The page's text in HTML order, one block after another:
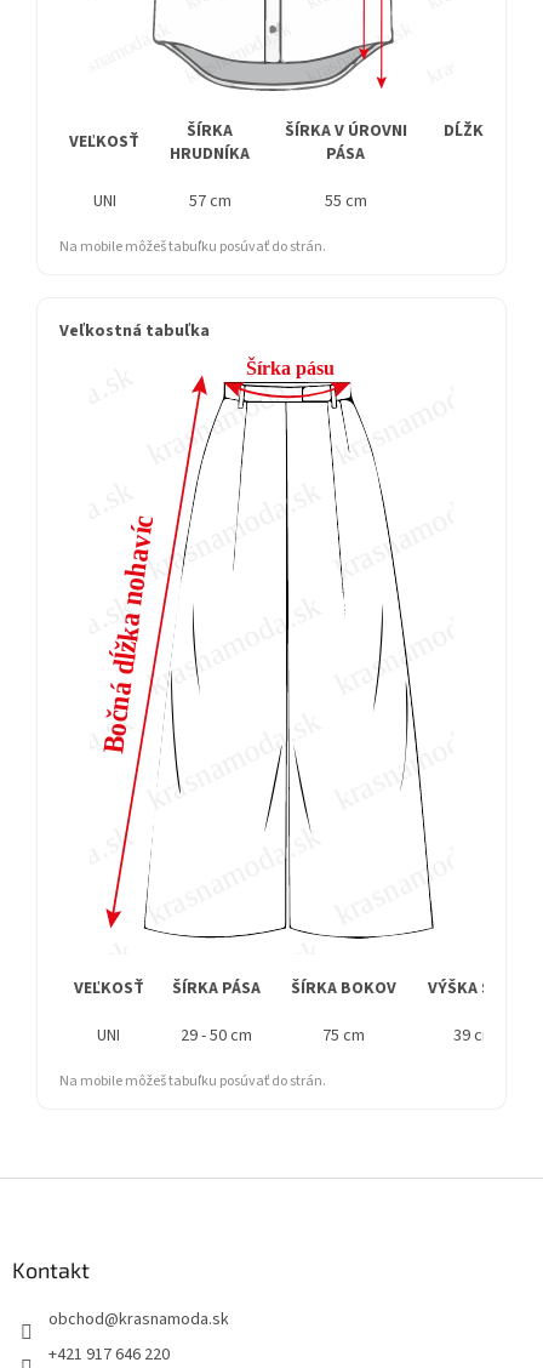
VEĽKOSŤ
ŠÍRKA
HRUDNÍKA
ŠÍRKA V ÚROVNI
PÁSA
DĹŽKA
UNI
57 cm 55 cm
Na mobile môžeš tabuľku posúvať do strán.
Veľkostná tabuľka
VEĽKOSŤ ŠÍRKA PÁSA ŠÍRKA BOKOV
VÝŠKA SEDU
UNI
29 - 50 cm 75 cm 39 cm
Na mobile môžeš tabuľku posúvať do strán.
Kontakt
obchod@krasnamoda.sk
+421 917 646 220